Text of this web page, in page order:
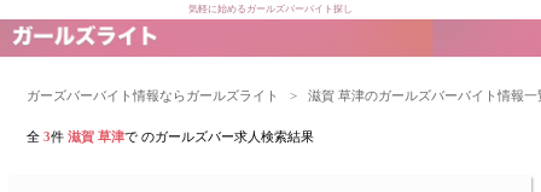
気軽に始めるガールズバーバイト探し
ガーズバーバイト情報ならガールズライト > 滋賀 草津のガールズバーバイト情報一
全3件滋賀 草津で のガールズバー求人検索結果